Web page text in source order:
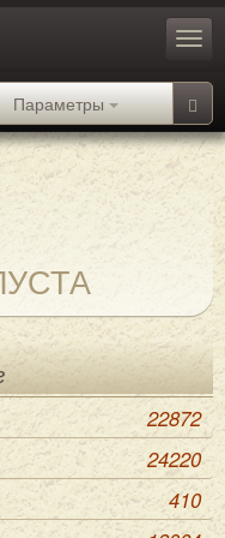
Параметры
22872
24220
410